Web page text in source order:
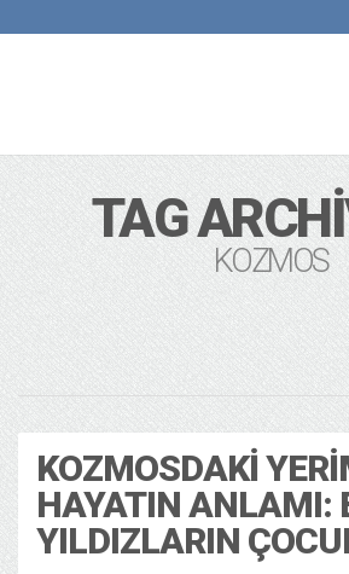
TAG
KOZMOS
KOZMOSDAKI
HAYATIN ANLAMI:
YILDIZLARIN